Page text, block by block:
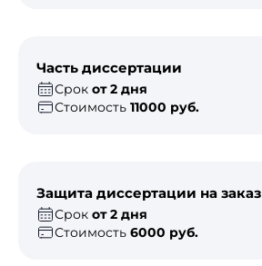
Часть диссертации
Срок от 2 дня
Стоимость 11000 руб.
Защита диссертации на заказ
Срок от 2 дня
Стоимость 6000 руб.